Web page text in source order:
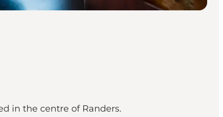
in the centre of Randers.